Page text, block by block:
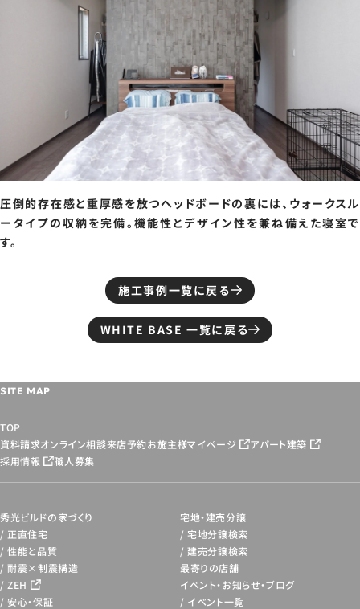
圧倒的存在感と重厚感を放つヘッドボードの裏には、ウォークスル
ータイプの収納を完備。機能性とデザイン性を兼ね備えた寝室で
す。
施工事例一覧に戻る
WHITE BASE 一覧に戻る
SITE MAP
TOP
資料請求オンライン相談来店予約お施主様マイページ
アパート建築
採用情報
職人募集
秀光ビルドの家づくり
正直住宅
性能と品質
耐震×制震構造
ZEH
安心・保証
宅地・建売分譲
宅地分譲検索
建売分譲検索
最寄りの店舗
イベント・お知らせ・ブログ
イベント一覧